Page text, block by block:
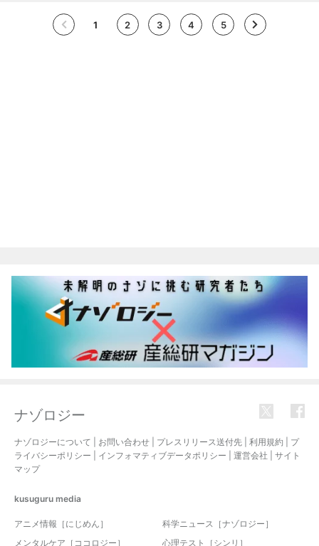
1 2 3 4 5
ナゾロジー
ナゾロジーについて お問い合わせ プレスリリース送付先 利用規約
プ
ライバシーポリシー
インフォマティブデータポリシー 運営会社
サイト
マップ
kusuguru media
アニメ情報［にじめん］
科学ニュース［ナゾロジー］
メンタルケア［ココロジー］
心理テスト［シンリ］